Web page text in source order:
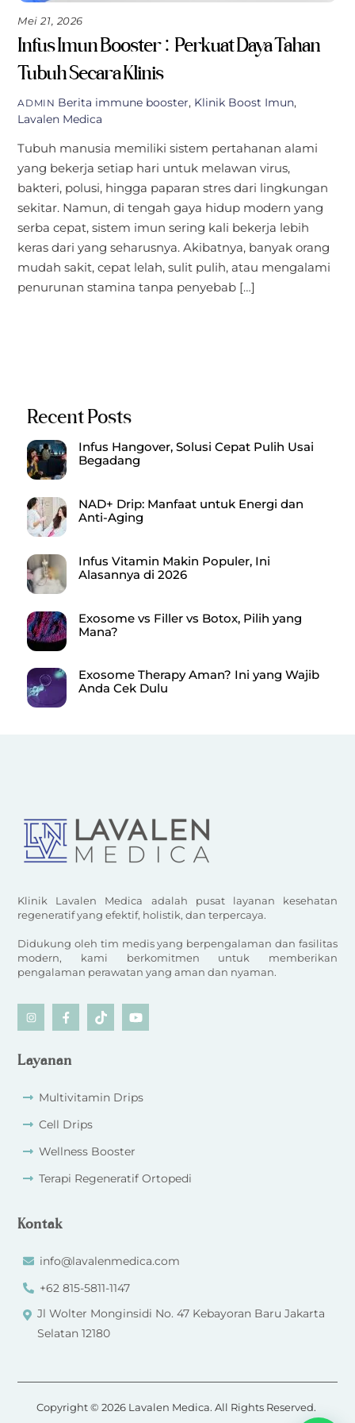
Mei 21, 2026
Infus Imun Booster: Perkuat Daya Tahan
Tubuh Secara Klinis
ADMIN Berita immune booster, Klinik Boost Imun,
Lavalen Medica
Tubuh manusia memiliki sistem pertahanan alami
yang bekerja setiap hari untuk melawan virus,
bakteri, polusi, hingga paparan stres dari lingkungan
sekitar. Namun, di tengah gaya hidup modern yang
serba cepat, sistem imun sering kali bekerja lebih
keras dari yang seharusnya. Akibatnya, banyak orang
mudah sakit, cepat lelah, sulit pulih, atau mengalami
penurunan stamina tanpa penyebab […]
Recent Posts
Infus Hangover, Solusi Cepat Pulih Usai
Begadang
NAD+ Drip: Manfaat untuk Energi dan
Anti-Aging
Infus Vitamin Makin Populer, Ini
Alasannya di 2026
Exosome vs Filler vs Botox, Pilih yang
Mana?
Exosome Therapy Aman? Ini yang Wajib
Anda Cek Dulu
Klinik Lavalen Medica adalah pusat layanan kesehatan
regeneratif yang efektif, holistik, dan terpercaya.
Didukung oleh tim medis yang berpengalaman dan fasilitas
modern, kami berkomitmen untuk memberikan
pengalaman perawatan yang aman dan nyaman.
Icon
Icon
Icon
Icon
Layanan
Multivitamin Drips
Cell Drips
Wellness Booster
Terapi Regeneratif Ortopedi
Kontak
info@lavalenmedica.com
+62 815-5811-1147
Jl Wolter Monginsidi No. 47 Kebayoran Baru Jakarta
Selatan 12180
Copyright © 2026 Lavalen Medica. All Rights Reserved.